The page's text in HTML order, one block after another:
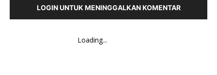
LOGIN UNTUK MENINGGALKAN KOMENTAR
Loading...